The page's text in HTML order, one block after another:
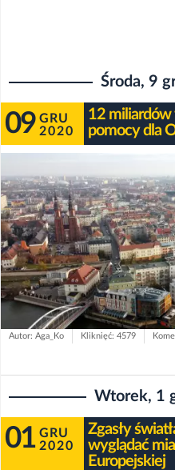
Środa, 9
09 GRU
2020
12 miliardów
pomocy dla
Autor: Aga_Ko Kliknięć: 4579
Wtorek, 1
01 GRU
2020
Zgasły
wyglądać
Europejskiej